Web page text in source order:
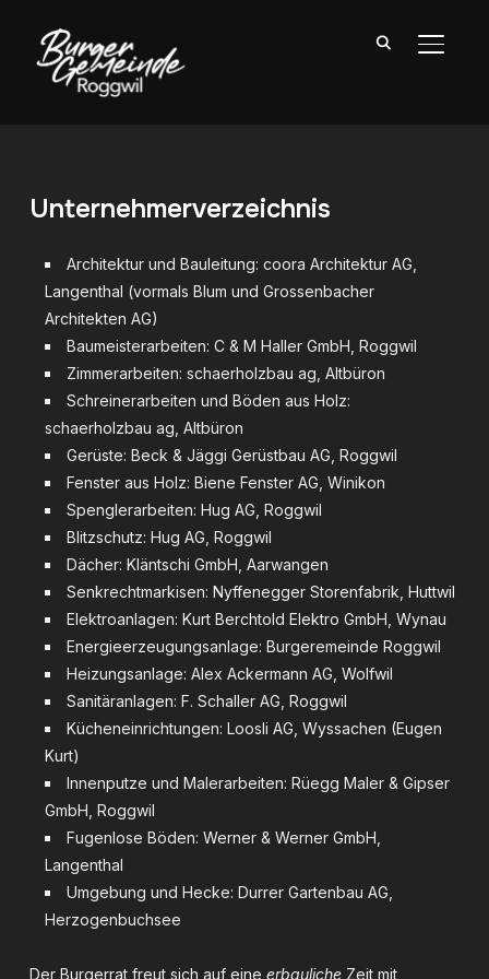
Unternehmerverzeichnis
Architektur und Bauleitung: coora Architektur AG,
Langenthal (vormals Blum und Grossenbacher
Architekten AG)
Baumeisterarbeiten: C & M Haller GmbH, Roggwil
Zimmerarbeiten: schaerholzbau ag, Altbüron
Schreinerarbeiten und Böden aus Holz:
schaerholzbau ag, Altbüron
Gerüste: Beck & Jäggi Gerüstbau AG, Roggwil
Fenster aus Holz: Biene Fenster AG, Winikon
Spenglerarbeiten: Hug AG, Roggwil
Blitzschutz: Hug AG, Roggwil
Dächer: Kläntschi GmbH, Aarwangen
Senkrechtmarkisen: Nyffenegger Storenfabrik, Huttwil
Elektroanlagen: Kurt Berchtold Elektro GmbH, Wynau
Energieerzeugungsanlage: Burgeremeinde Roggwil
Heizungsanlage: Alex Ackermann AG, Wolfwil
Sanitäranlagen: F. Schaller AG, Roggwil
Kücheneinrichtungen: Loosli AG, Wyssachen (Eugen
Kurt)
Innenputze und Malerarbeiten: Rüegg Maler & Gipser
GmbH, Roggwil
Fugenlose Böden: Werner & Werner GmbH,
Langenthal
Umgebung und Hecke: Durrer Gartenbau AG,
Herzogenbuchsee
Der Burgerrat freut sich auf eine erbaulicheZeit mit